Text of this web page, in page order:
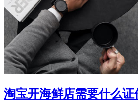
淘宝开海鲜店需要什么